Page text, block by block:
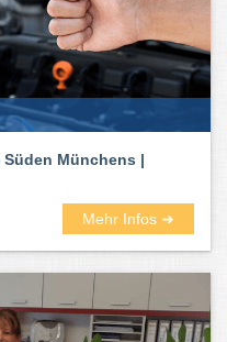
Süden Münchens |
Mehr Infos ➜